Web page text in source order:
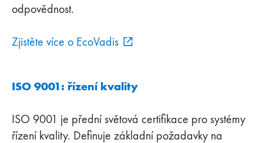
odpovědnost.
Zjistěte více o EcoVadis
ISO 9001: řízení kvality
ISO 9001 je přední světová certifikace pro systémy
řízení kvality. Definuje základní požadavky na